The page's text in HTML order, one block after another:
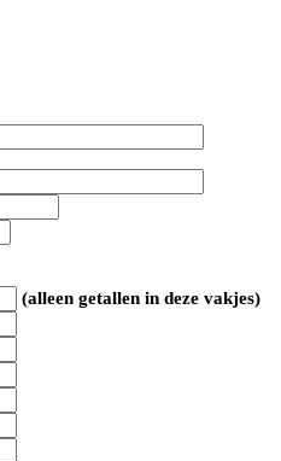
(alleen getallen in deze vakjes)